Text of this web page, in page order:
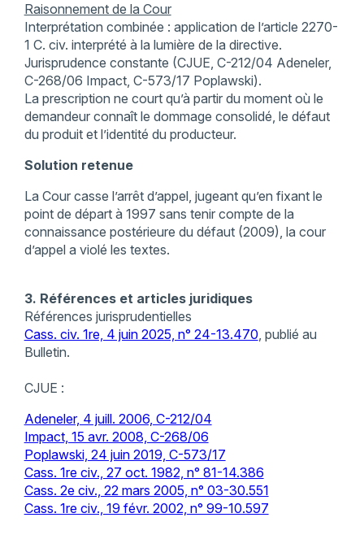
Raisonnement de la Cour
Interprétation combinée : application de l’article 2270-
1 C. civ. interprété à la lumière de la directive.
Jurisprudence constante (CJUE, C-212/04 Adeneler,
C-268/06 Impact, C-573/17 Poplawski).
La prescription ne court qu’à partir du moment où le
demandeur connaît le dommage consolidé, le défaut
du produit et l’identité du producteur.
Solution retenue
La Cour casse l’arrêt d’appel, jugeant qu’en fixant le
point de départ à 1997 sans tenir compte de la
connaissance postérieure du défaut (2009), la cour
d’appel a violé les textes.
3. Références et articles juridiques
Références jurisprudentielles
Cass. civ. 1re, 4 juin 2025, n° 24-13.470, publié au
Bulletin.
CJUE :
Adeneler, 4 juill. 2006, C-212/04
Impact, 15 avr. 2008, C-268/06
Poplawski, 24 juin 2019, C-573/17
Cass. 1re civ., 27 oct. 1982, n° 81-14.386
Cass. 2e civ., 22 mars 2005, n° 03-30.551
Cass. 1re civ., 19 févr. 2002, n° 99-10.597